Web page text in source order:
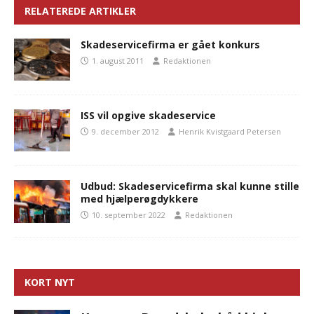
RELATEREDE ARTIKLER
Skadeservicefirma er gået konkurs
1. august 2011 Redaktionen
ISS vil opgive skadeservice
9. december 2012 Henrik Kvistgaard Petersen
Udbud: Skadeservicefirma skal kunne stille
med hjælperøgdykkere
10. september 2022 Redaktionen
KORT NYT